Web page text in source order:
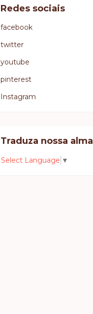
Redes sociais
facebook
twitter
youtube
pinterest
Instagram
Traduza nossa alma
Select Language ▼